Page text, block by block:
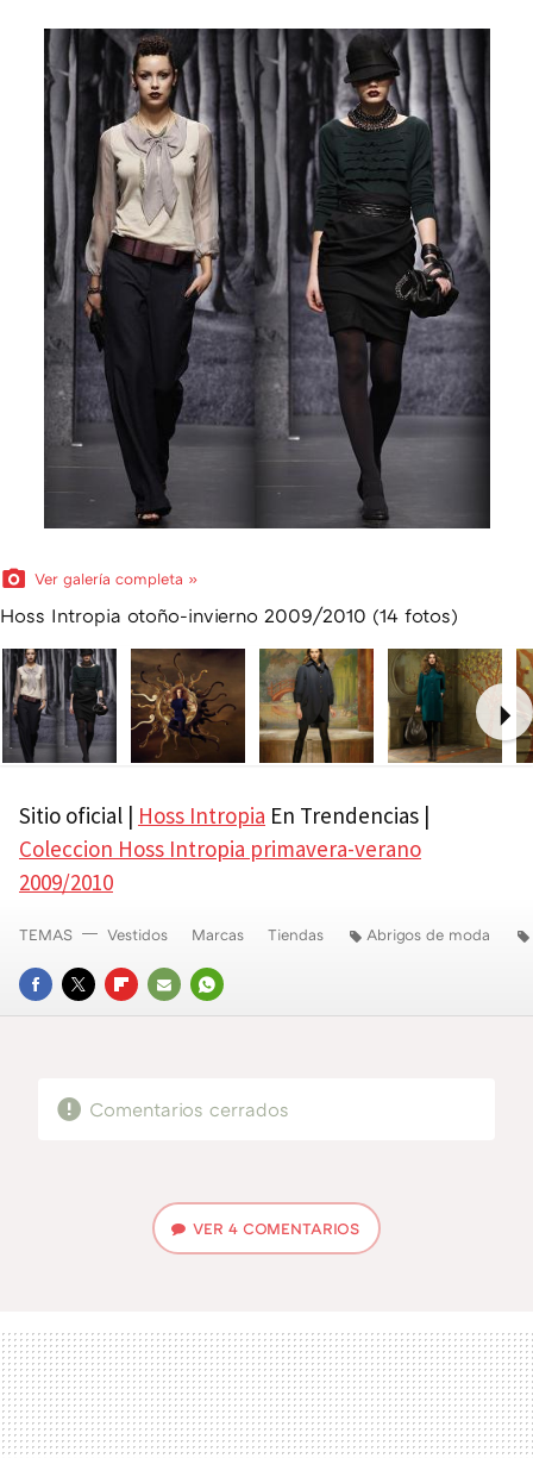
Ver galería completa »
Hoss Intropia otoño-invierno 2009/2010 (14 fotos)
Sitio oficial | Hoss Intropia En Trendencias |
Coleccion Hoss Intropia primavera-verano
2009/2010
FACEBOOK
TWITTERFLIPBOARD
E-
WHATSAPP
TEMAS Vestidos Marcas Tiendas Abrigos de moda
Comentarios cerrados
VER 4 COMENTARIOS